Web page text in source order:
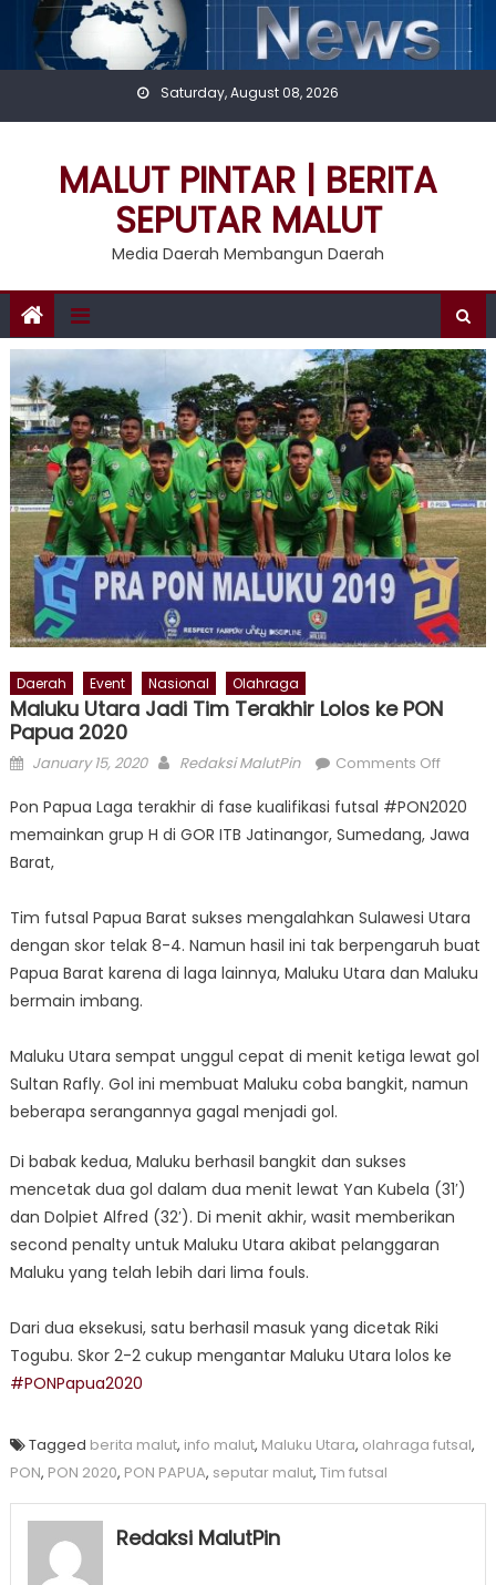
content
Saturday, August 08, 2026
MALUT PINTAR | BERITA
SEPUTAR MALUT
Media Daerah Membangun Daerah
Daerah Event Nasional Olahraga
Maluku Utara Jadi Tim Terakhir Lolos ke PON
Papua 2020
Posted
January 15, 2020 Author
Redaksi MalutPin Comments Offon
Utara
Jadi
Lolos
ke
PON
Pon Papua Laga terakhir di fase kualifikasi futsal #PON2020
memainkan grup H di GOR ITB Jatinangor, Sumedang, Jawa
Barat,
Tim futsal Papua Barat sukses mengalahkan Sulawesi Utara
dengan skor telak 8-4. Namun hasil ini tak berpengaruh buat
Papua Barat karena di laga lainnya, Maluku Utara dan Maluku
bermain imbang.
Maluku Utara sempat unggul cepat di menit ketiga lewat gol
Sultan Rafly. Gol ini membuat Maluku coba bangkit, namun
beberapa serangannya gagal menjadi gol.
Di babak kedua, Maluku berhasil bangkit dan sukses
mencetak dua gol dalam dua menit lewat Yan Kubela (31′)
dan Dolpiet Alfred (32′). Di menit akhir, wasit memberikan
second penalty untuk Maluku Utara akibat pelanggaran
Maluku yang telah lebih dari lima fouls.
Dari dua eksekusi, satu berhasil masuk yang dicetak Riki
Togubu. Skor 2-2 cukup mengantar Maluku Utara lolos ke
#PONPapua2020
Tagged berita malut, info malut, Maluku Utara, olahraga futsal,
PON, PON 2020, PON PAPUA, seputar malut, Tim futsal
Redaksi MalutPin